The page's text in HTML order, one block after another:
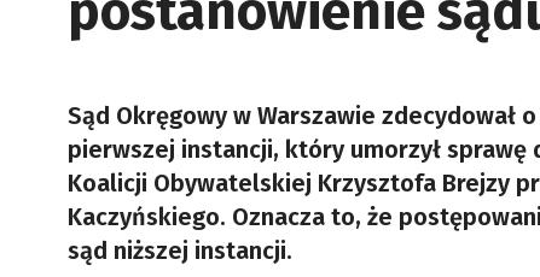
Sąd Okręgowy w Warszawie zdecydował
pierwszej instancji, który umorzył sprawę
Koalicji Obywatelskiej Krzysztofa Brejzy
Kaczyńskiego. Oznacza to, że
sąd niższej instancji.